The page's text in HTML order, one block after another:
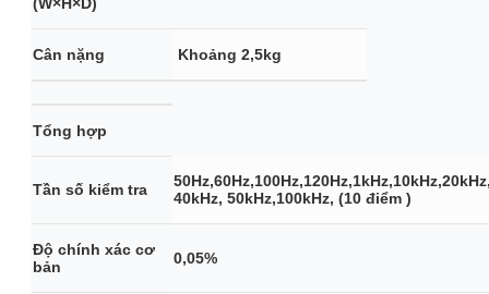
Cân nặng Khoảng 2,5kg
Tổng hợp
Tần số kiểm tra
40kHz, 50kHz,100kHz, (10 điểm )
Độ chính xác cơ
bản
0,05%